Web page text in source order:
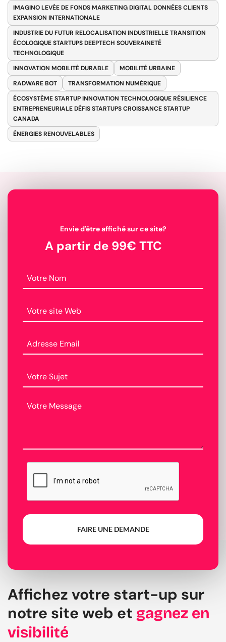
IMAGINO LEVÉE DE FONDS MARKETING DIGITAL DONNÉES CLIENTS
EXPANSION INTERNATIONALE
INDUSTRIE DU FUTUR RELOCALISATION INDUSTRIELLE TRANSITION
ÉCOLOGIQUE STARTUPS DEEPTECH SOUVERAINETÉ
TECHNOLOGIQUE
INNOVATION MOBILITÉ DURABLE
MOBILITÉ URBAINE
RADWARE BOT
TRANSFORMATION NUMÉRIQUE
ÉCOSYSTÈME STARTUP INNOVATION TECHNOLOGIQUE RÉSILIENCE
ENTREPRENEURIALE DÉFIS STARTUPS CROISSANCE STARTUP
CANADA
ÉNERGIES RENOUVELABLES
Envie d'être affiché sur ce site?
A partir de 99€ TTC
FAIRE UNE DEMANDE
Affichez votre start-up sur
notre site web et gagnez en
visibilité